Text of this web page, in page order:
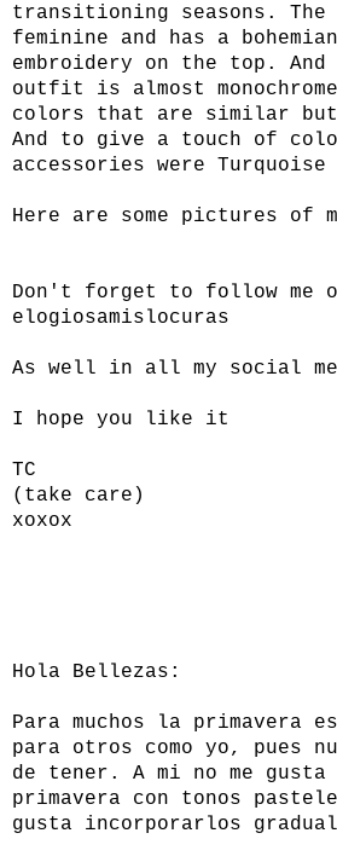
transitioning seasons.
feminine and has a
embroidery on the top.
outfit is almost
colors that are similar
And to give a touch of
accessories were Turquoise
Here are some pictures of
Don't forget to follow me
elogiosamislocuras
As well in all my social
I hope you like it
TC
(take care)
xoxox
Hola Bellezas:
Para muchos la primavera
para otros como yo, pues
de tener. A mi no me gusta
primavera con tonos
gusta incorporarlos